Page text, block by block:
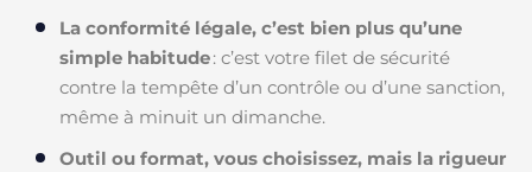
La conformité légale, c’est bien plus qu’une
simple habitude: c’est votre filet de sécurité
contre la tempête d’un contrôle ou d’une sanction,
même à minuit un dimanche.
Outil ou format, vous choisissez, mais la rigueur